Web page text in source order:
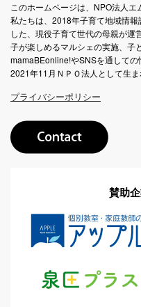
このホームページは、NPO法人エ
私たちは、2018年子育て地域情
した、現役子育て世代の母親が運
子が楽しめるマルシェの実施、子
mamaBEonline!やSNSを通しての
2021年11月ＮＰＯ法人として生ま
プライバシーポリシー
賛助